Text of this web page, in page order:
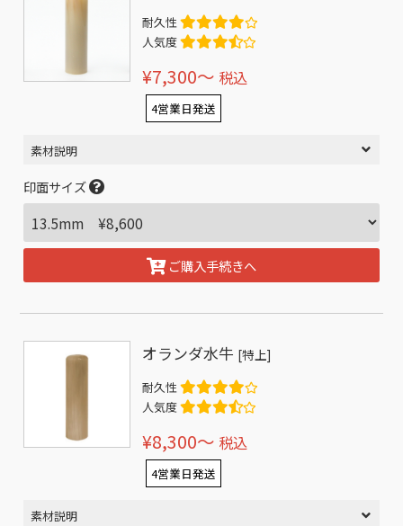
耐久性
人気度
¥7,300〜 税込
4営業日発送
素材説明
印面サイズ
ご購入手続きへ
オランダ水牛 [特上]
耐久性
人気度
¥8,300〜 税込
4営業日発送
素材説明